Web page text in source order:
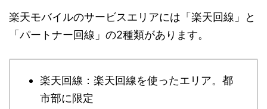
楽天モバイルのサービスエリアには「楽天回線」と
「パートナー回線」の2種類があります。
楽天回線：楽天回線を使ったエリア。都
市部に限定